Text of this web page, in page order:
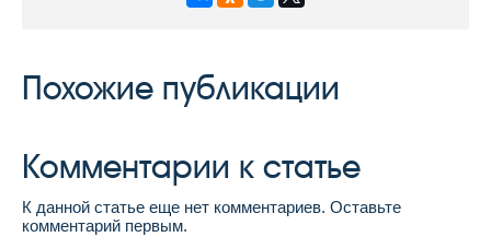
Похожие публикации
Комментарии к статье
К данной статье еще нет комментариев. Оставьте
комментарий первым.